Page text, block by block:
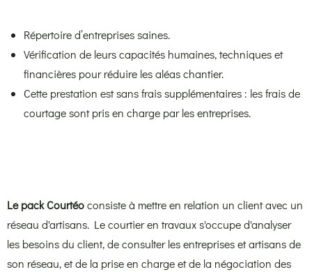
Répertoire d’entreprises saines.
Vérification de leurs capacités humaines, techniques et
financières pour réduire les aléas chantier.
Cette prestation est sans frais supplémentaires : les frais de
courtage sont pris en charge par les entreprises.
Le pack Courtéoconsiste à mettre en relation un client avec un
réseau d'artisans. Le courtier en travaux s'occupe d'analyser
les besoins du client, de consulter les entreprises et artisans de
son réseau, et de la prise en charge et de la négociation des